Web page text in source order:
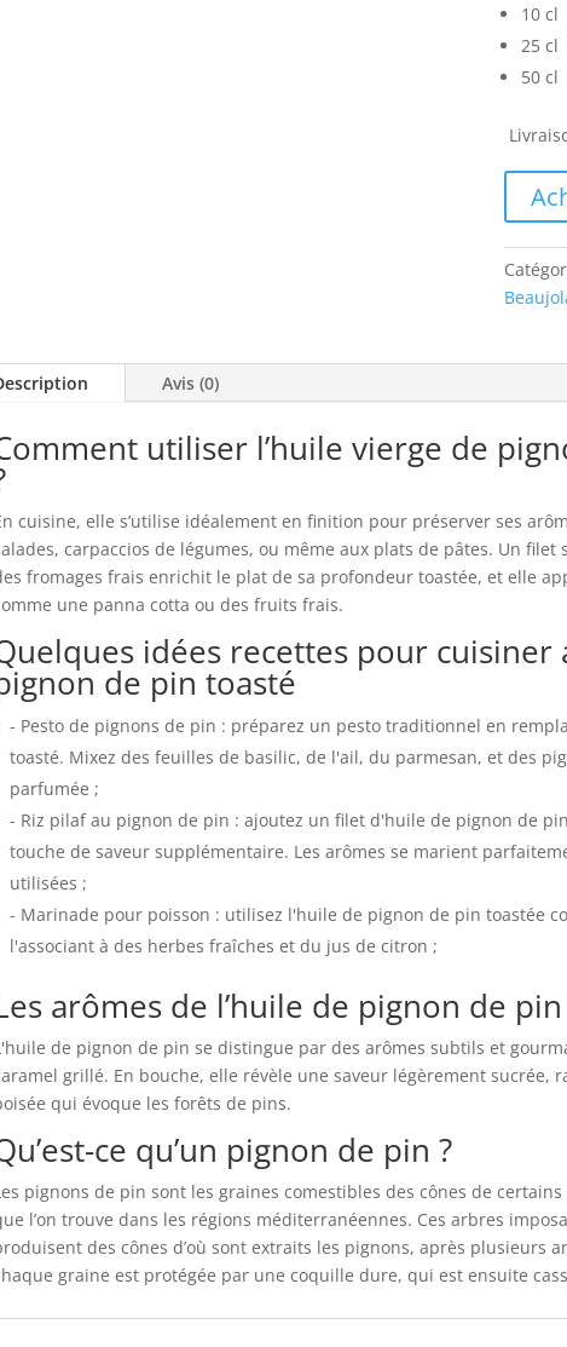
10 cl
25 cl
50 cl
Avis (0)
utiliser l’huile vierge de
cuisine, elle s’utilise idéalement en finition pour préserver ses
carpaccios de légumes, ou même aux plats de pâtes. Un
fromages frais enrichit le plat de sa profondeur toastée, et elle
une panna cotta ou des fruits frais.
idées recettes pour cuisiner
de pin toasté
- Pesto de pignons de pin : préparez un pesto traditionnel en
toasté. Mixez des feuilles de basilic, de l'ail, du parmesan, et des
parfumée ;
- Riz pilaf au pignon de pin : ajoutez un filet d'huile de pignon de
touche de saveur supplémentaire. Les arômes se marient
utilisées ;
- Marinade pour poisson : utilisez l'huile de pignon de pin toastée
l'associant à des herbes fraîches et du jus de citron ;
arômes de l’huile de pignon de pin
de pignon de pin se distingue par des arômes subtils et
grillé. En bouche, elle révèle une saveur légèrement sucrée,
qui évoque les forêts de pins.
ce qu’un pignon de pin ?
pignons de pin sont les graines comestibles des cônes de
l’on trouve dans les régions méditerranéennes. Ces arbres
des cônes d’où sont extraits les pignons, après plusieurs
graine est protégée par une coquille dure, qui est ensuite